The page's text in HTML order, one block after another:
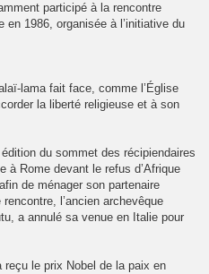
participé à la rencontre
en 1986, organisée à l’initiative du
lama fait face, comme l’Église
la liberté religieuse et à son
du sommet des récipiendaires
à Rome devant le refus d’Afrique
de ménager son partenaire
l’ancien archevêque
a annulé sa venue en Italie pour
le prix Nobel de la paix en